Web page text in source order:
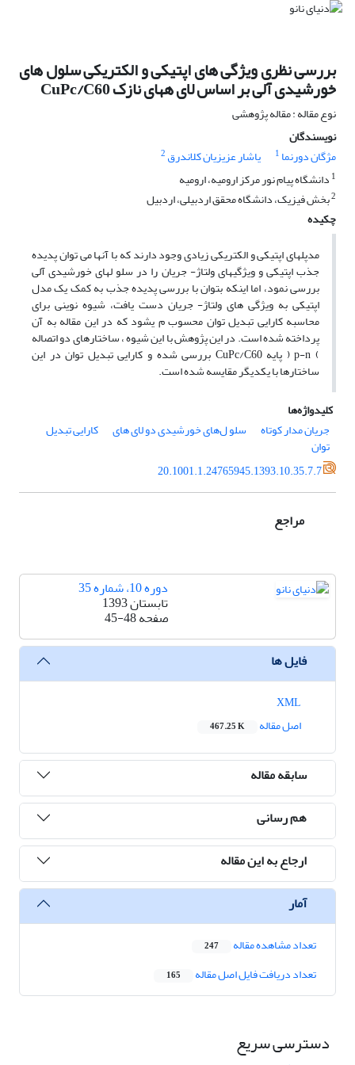
بررسی نظری ویژگی های اپتیکی و الکتریکی سلول های
خورشیدی آلی بر اساس لای ههای نازک CuPc/C60
نوع مقاله : مقاله پژوهشی
نویسندگان
مژگان دورنما 1 یاشار عزیزیان کلاندرق 2
1 دانشگاه پیام نور مرکز ارومیه، ارومیه
2بخش فیزیک، دانشگاه محقق اردبیلی، اردبیل
چکیده
مدپلهای اپتیکی و الکتریکی زیادی وجود دارند که با آنها می توان پدیده
جذب اپتیکی و ویژگیهای ولتاژ- جریان را در سلو لهای خورشیدی آلی
بررسی نمود، اما اینکه بتوان با بررسی پدیده جذب به کمک یک مدل
اپتیکی به ویژگی های ولتاژ- جریان دست یافت، شیوه نوینی برای
محاسبه کارایی تبدیل توان محسوب م یشود که در این مقاله به آن
پرداخته شده است. در این پژوهش با این شیوه ، ساختارهای دو اتصاله
) p-n ( پایه CuPc/C60 بررسی شده و کارایی تبدیل توان در این
ساختارها با یکدیگر مقایسه شده است.
کلیدواژه‌ها
جریان مدار کوتاه
سلو ل‌های خورشیدی دو لای های کارایی تبدیل
توان
20.1001.1.24765945.1393.10.35.7.7
مراجع
دوره 10، شماره 35
تابستان 1393
صفحه45-48
فایل ها
اصل مقاله
467.25 K
سابقه مقاله
هم رسانی
ارجاع به این مقاله
آمار
تعداد مشاهده مقاله 247
تعداد دریافت فایل اصل مقاله 165
دسترسی سریع